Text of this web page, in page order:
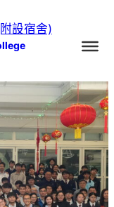
設宿舍)